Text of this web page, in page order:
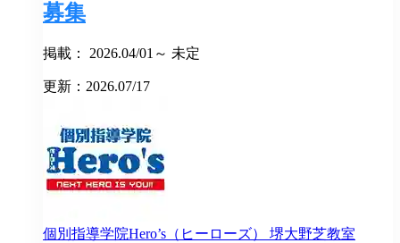
募集
掲載： 2026.04/01～ 未定
更新：2026.07/17
個別指導学院Hero’s（ヒーローズ） 堺大野芝教室